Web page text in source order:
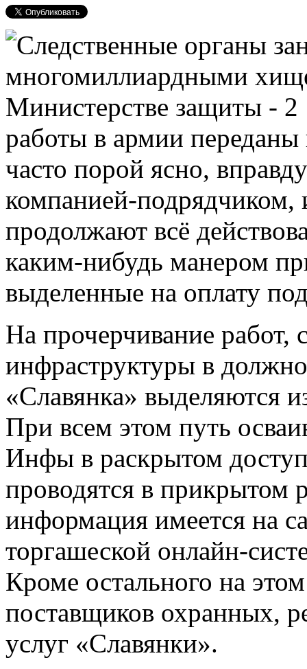
работы в армии переданы
часто порой ясно,
компанией-подрядчиком,
продолжают всё
каким-нибудь манером
выделенные на оплату
На прочерчивание работ,
инфраструктуры в
«Славянка» выделяются
При всем этом путь
Инфы в раскрытом
проводятся в прикрытом
информация имеется на
торгашеской онлайн-
Кроме остального на
поставщиков охранных,
услуг «Славянки».